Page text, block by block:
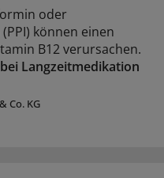
oder
können einen
B12 verursachen.
Langzeitmedikation
Co. KG